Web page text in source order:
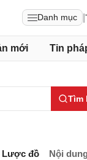
Danh mục
mới Tin
Tìm
Lược đồ Nội